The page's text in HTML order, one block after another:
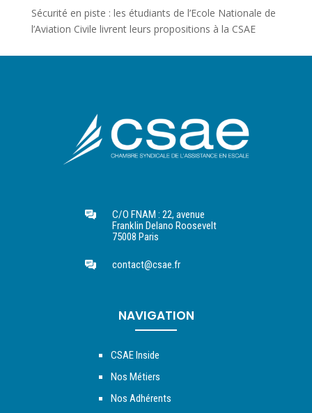
Sécurité en piste : les étudiants de l’Ecole Nationale de
l’Aviation Civile livrent leurs propositions à la CSAE
C/O FNAM : 22, avenue
Franklin Delano Roosevelt
75008 Paris
contact@csae.fr
NAVIGATION
CSAE Inside
Nos Métiers
Nos Adhérents